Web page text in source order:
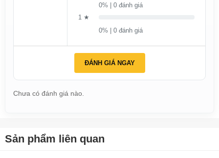
0% | 0 đánh giá
1 ★
0% | 0 đánh giá
ĐÁNH GIÁ NGAY
Chưa có đánh giá nào.
Sản phẩm liên quan